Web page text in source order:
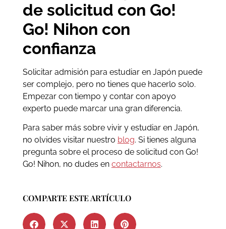
de solicitud con Go!
Go! Nihon con
confianza
Solicitar admisión para estudiar en Japón puede
ser complejo, pero no tienes que hacerlo solo.
Empezar con tiempo y contar con apoyo
experto puede marcar una gran diferencia.
Para saber más sobre vivir y estudiar en Japón,
no olvides visitar nuestro blog. Si tienes alguna
pregunta sobre el proceso de solicitud con Go!
Go! Nihon, no dudes en contactarnos.
COMPARTE ESTE ARTÍCULO